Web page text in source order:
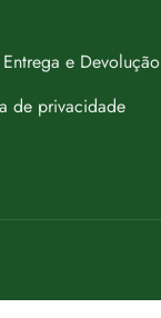
e Devolução
de privacidade